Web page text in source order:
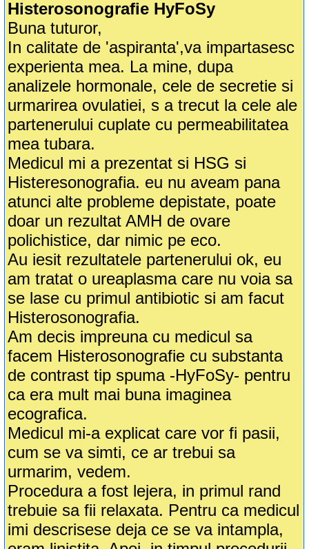
Histerosonografie HyFoSy
Buna tuturor,
In calitate de 'aspiranta',va impartasesc
experienta mea. La mine, dupa
analizele hormonale, cele de secretie si
urmarirea ovulatiei, s a trecut la cele ale
partenerului cuplate cu permeabilitatea
mea tubara.
Medicul mi a prezentat si HSG si
Histeresonografia. eu nu aveam pana
atunci alte probleme depistate, poate
doar un rezultat AMH de ovare
polichistice, dar nimic pe eco.
Au iesit rezultatele partenerului ok, eu
am tratat o ureaplasma care nu voia sa
se lase cu primul antibiotic si am facut
Histerosonografia.
Am decis impreuna cu medicul sa
facem Histerosonografie cu substanta
de contrast tip spuma -HyFoSy- pentru
ca era mult mai buna imaginea
ecografica.
Medicul mi-a explicat care vor fi pasii,
cum se va simti, ce ar trebui sa
urmarim, vedem.
Procedura a fost lejera, in primul rand
trebuie sa fii relaxata. Pentru ca medicul
imi descrisese deja ce se va intampla,